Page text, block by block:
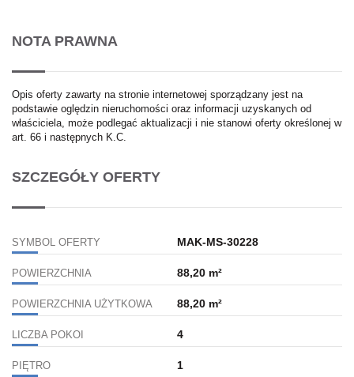
NOTA PRAWNA
Opis oferty zawarty na stronie internetowej sporządzany jest na
podstawie oględzin nieruchomości oraz informacji uzyskanych od
właściciela, może podlegać aktualizacji i nie stanowi oferty określonej w
art. 66 i następnych K.C.
SZCZEGÓŁY OFERTY
SYMBOL OFERTY MAK-MS-30228
POWIERZCHNIA 88,20 m²
POWIERZCHNIA UŻYTKOWA 88,20 m²
LICZBA POKOI 4
PIĘTRO 1